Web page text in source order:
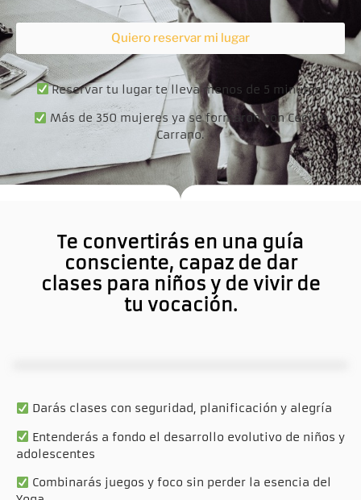
Quiero reservar mi lugar
Reservar tu lugar te lleva menos de 5 minutos.
Más de 350 mujeres ya se formaron con Cecilia
Carrano.
Te convertirás en una guía
consciente, capaz de dar
clases para niños y de vivir de
tu vocación.
Darás clases con seguridad, planificación y alegría
Entenderás a fondo el desarrollo evolutivo de niños y
adolescentes
Combinarás juegos y foco sin perder la esencia del